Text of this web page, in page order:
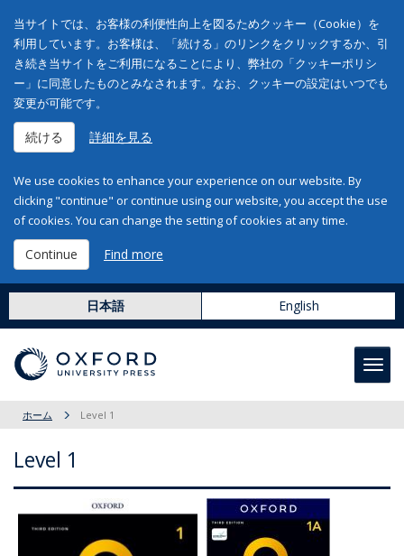
当サイトでは、お客様の利便性向上を図るためクッキー（Cookie）を
利用しています。お客様は、「続ける」のリンクをクリックするか、引
き続き当サイトをご利用になることにより、弊社の「クッキーポリシ
ー」に同意したものとみなされます。なお、クッキーの設定はいつでも
変更が可能です。
続ける 詳細を見る
We use cookies to enhance your experience on our website. By
clicking "continue" or continue using our website, you accept the use
of cookies. You can change the setting of cookies at any time.
Continue Find more
日本語 English
ホーム Level 1
Level 1